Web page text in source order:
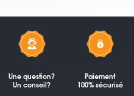
Une question?
Un conseil?
Paiement
100% sécurisé